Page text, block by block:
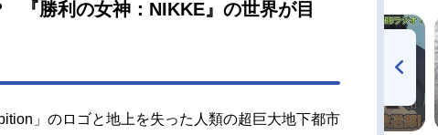
『勝利の女神：NIKKE』の世界が目
」のロゴと地上を失った人類の超巨大地下都市
radio 大直会 2nd season